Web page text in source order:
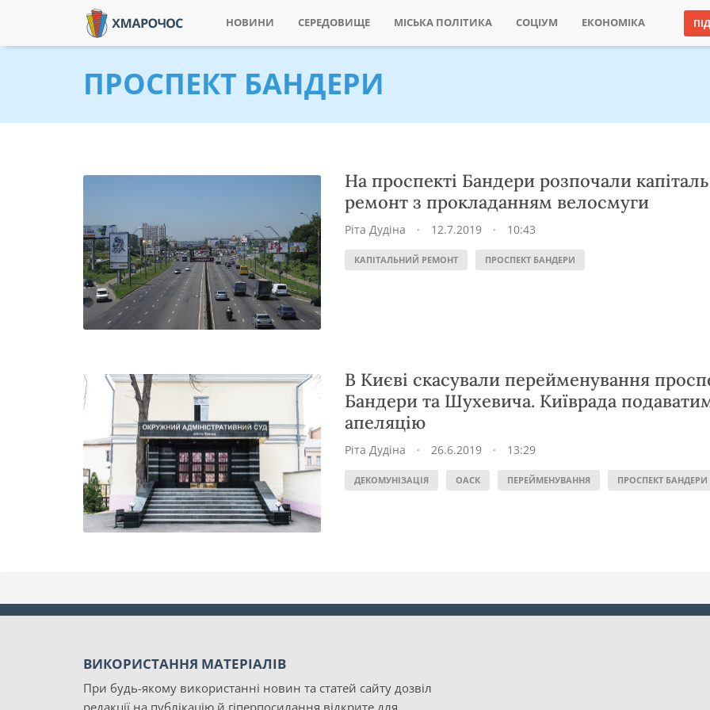
НОВИНИ СЕРЕДОВИЩЕ МІСЬКА ПОЛІТИКА СОЦІУМ ЕКОНОМІКА
ПРОСПЕКТ БАНДЕРИ
На проспекті Бандери розпочали
ремонт з прокладанням велосмуги
Ріта Дудіна · 12.7.2019 · 10:43
КАПІТАЛЬНИЙ РЕМОНТ ПРОСПЕКТ БАНДЕРИ
В Києві скасували перейменування
Бандери та Шухевича. Київрада
апеляцію
Ріта Дудіна · 26.6.2019 · 13:29
ДЕКОМУНІЗАЦІЯ ОАСК ПЕРЕЙМЕНУВАННЯ ПРОСПЕКТ БАНДЕРИ
ВИКОРИСТАННЯ МАТЕРІАЛІВ
При будь-якому використанні новин та статей сайту дозвіл